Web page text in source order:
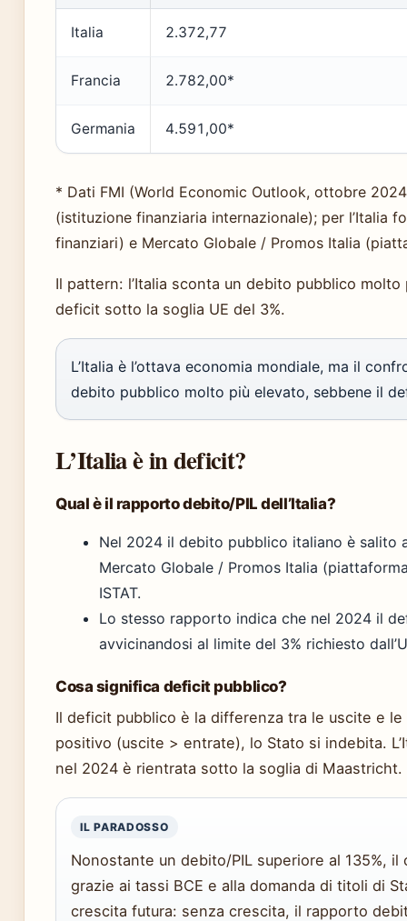
Italia 2.372,77
Francia 2.782,00*
Germania 4.591,00*
* Dati FMI (World Economic Outlook, ottobre
(istituzione finanziaria internazionale); per l’Italia
finanziari) e Mercato Globale / Promos Italia
Il pattern: l’Italia sconta un debito pubblico
deficit sotto la soglia UE del 3%.
L’Italia è l’ottava economia mondiale, ma il
debito pubblico molto più elevato, sebbene il
L’Italia è in deficit?
Qual è il rapporto debito/PIL dell’Italia?
Nel 2024 il debito pubblico italiano è salito
Mercato Globale / Promos Italia
ISTAT.
Lo stesso rapporto indica che nel 2024 il
avvicinandosi al limite del 3% richiesto
Cosa significa deficit pubblico?
Il deficit pubblico è la differenza tra le uscite e
positivo (uscite > entrate), lo Stato si indebita.
nel 2024 è rientrata sotto la soglia di Maastricht.
IL PARADOSSO
Nonostante un debito/PIL superiore al 135%,
grazie ai tassi BCE e alla domanda di titoli di
crescita futura: senza crescita, il rapporto